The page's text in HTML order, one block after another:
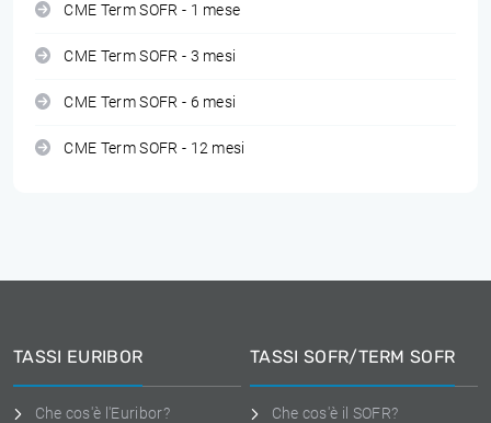
CME Term SOFR - 1 mese
CME Term SOFR - 3 mesi
CME Term SOFR - 6 mesi
CME Term SOFR - 12 mesi
TASSI EURIBOR
Che cos'è l'Euribor?
TASSI SOFR/TERM SOFR
Che cos'è il SOFR?